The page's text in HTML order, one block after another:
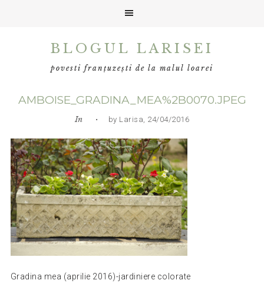
BLOGUL LARISEI
povesti franțuzești de la malul loarei
AMBOISE_GRADINA_MEA%2B0070.JPEG
In • by Larisa, 24/04/2016
Gradina mea (aprilie 2016)-jardiniere colorate